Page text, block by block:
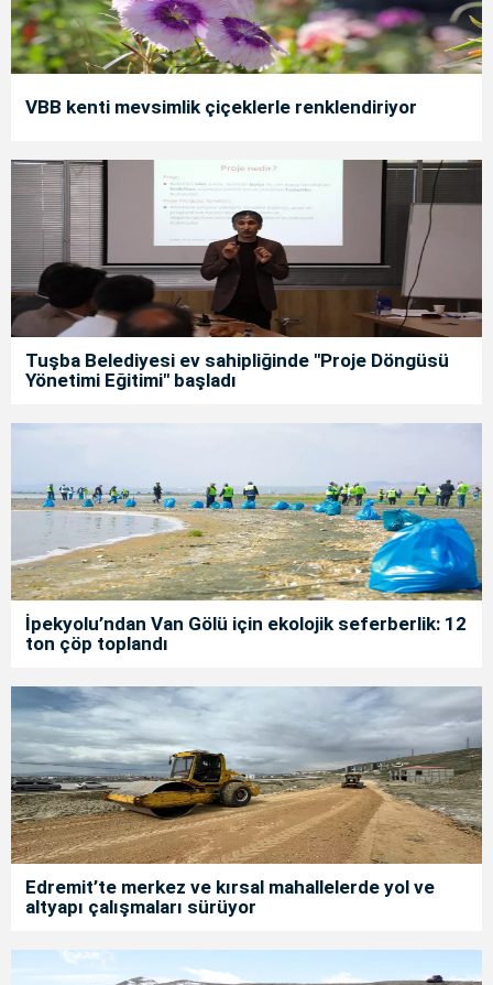
VBB kenti mevsimlik çiçeklerle renklendiriyor
Tuşba Belediyesi ev sahipliğinde "Proje Döngüsü
Yönetimi Eğitimi" başladı
İpekyolu’ndan Van Gölü için ekolojik seferberlik: 12
ton çöp toplandı
Edremit’te merkez ve kırsal mahallelerde yol ve
altyapı çalışmaları sürüyor